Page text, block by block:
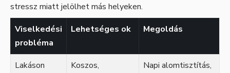
stressz miatt jelölhet más helyeken.
Viselkedési
probléma
Lehetséges ok Megoldás
Lakáson
Koszos,
Napi alomtisztítás,